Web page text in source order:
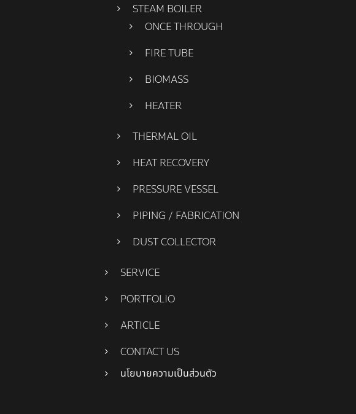
STEAM BOILER
ONCE THROUGH
FIRE TUBE
BIOMASS
HEATER
THERMAL OIL
HEAT RECOVERY
PRESSURE VESSEL
PIPING / FABRICATION
DUST COLLECTOR
SERVICE
PORTFOLIO
ARTICLE
CONTACT US
นโยบายความเป็นส่วนตัว